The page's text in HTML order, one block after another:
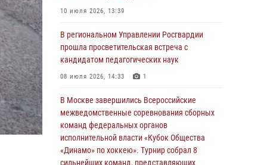
03 августа 2026, 14:10
Росгвардейцы принимают участие в
обеспечении общественной безопасности во
02 августа 2026, 13:28
За минувшие сутки Псковские росгвардейцы
выезжали два раза на улицу Труда
31 июля 2026, 13:53
10 июля 2026, 13:39
В региональном Управлении Росгвардии
прошла просветительская встреча с
кандидатом педагогических наук
08 июля 2026, 14:33 1
В Москве завершились Всероссийские
межведомственные соревнования сборных
команд федеральных органов
исполнительной власти «Кубок Общества
«Динамо» по хоккею». Турнир собрал 8
сильнейших команд, представляющих